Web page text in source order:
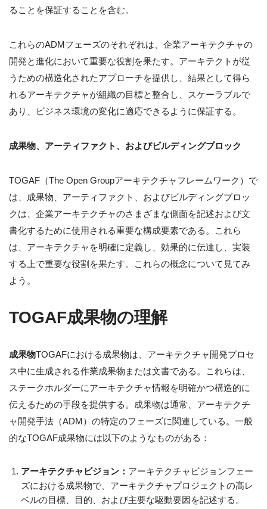
ることを保証することを含む。
これらのADMフェーズのそれぞれは、企業アーキテクチャの
開発と進化において重要な役割を果たす。アーキテクトが従
うための構造化されたアプローチを提供し、結果として得ら
れるアーキテクチャが組織の目標と整合し、スケーラブルで
あり、ビジネス環境の変化に適応できるように保証する。
成果物、アーティファクト、およびビルディングブロック
TOGAF（The Open Groupアーキテクチャフレームワーク）で
は、成果物、アーティファクト、およびビルディングブロッ
クは、企業アーキテクチャのさまざまな側面を記述および文
書化するために使用される重要な構成要素である。これら
は、アーキテクチャを明確に定義し、効果的に伝達し、実装
する上で重要な役割を果たす。これらの概念について見てみ
よう。
TOGAF成果物の理解
成果物TOGAFにおける成果物は、アーキテクチャ開発プロセ
ス中に生成される作業成果物または文書である。これらは、
ステークホルダーにアーキテクチャ情報を明確かつ構造的に
伝えるための手段を提供する。成果物は通常、アーキテクチ
ャ開発手法（ADM）の特定のフェーズに関連している。一般
的なTOGAF成果物には以下のようなものがある：
アーキテクチャビジョン： アーキテクチャビジョンフェー
ズにおける成果物で、アーキテクチャプロジェクトの高レ
ベルの目標、目的、および主要な駆動要因を記述する。